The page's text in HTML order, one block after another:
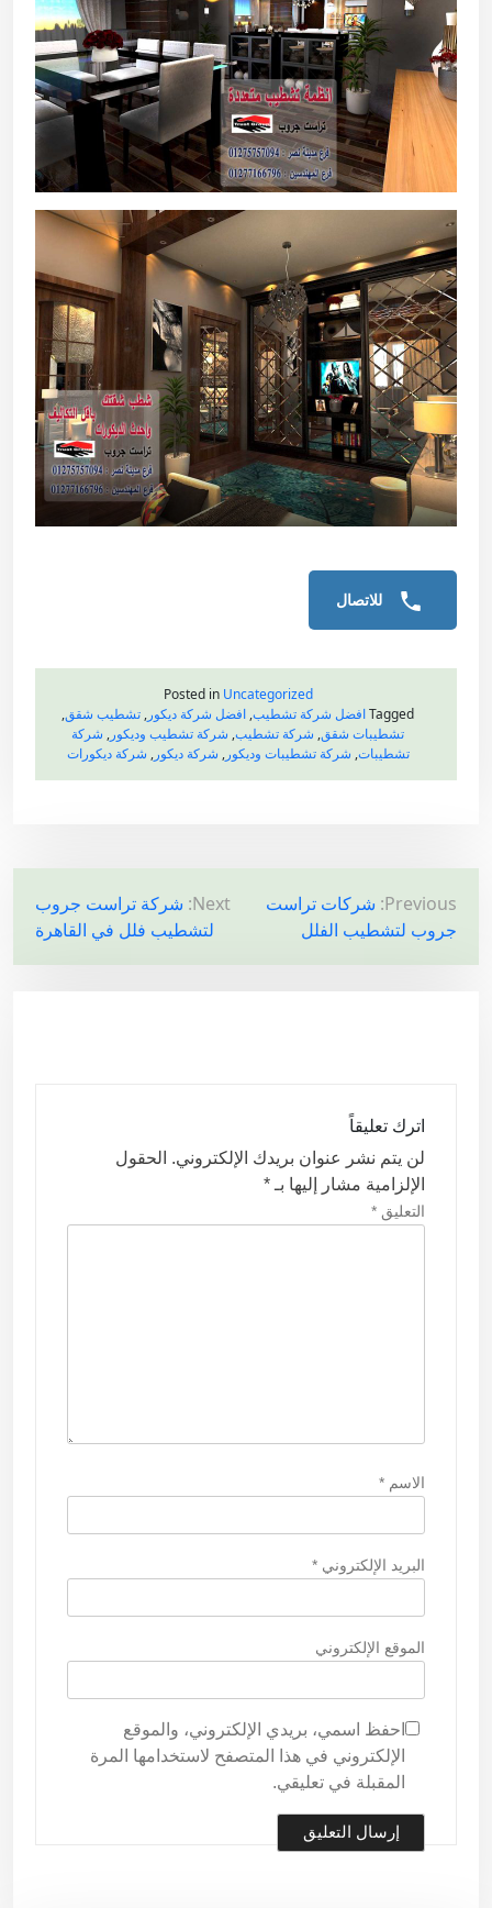
للاتصال
Posted in Uncategorized
Taggedافضل شركة تشطيب, افضل شركة ديكور, تشطيب شقق,
تشطيبات شقق, شركة تشطيب, شركة تشطيب وديكور, شركة
تشطيبات, شركة تشطيبات وديكور, شركة ديكور, شركة ديكورات
ت
ص
فّ
Previous: شركات تراست
جروب لتشطيب الفلل
Next: شركة تراست جروب
لتشطيب فلل في القاهرة
اترك تعليقاً
لن يتم نشر عنوان بريدك الإلكتروني. الحقول
الإلزامية مشار إليها بـ *
التعليق *
الاسم *
البريد الإلكتروني *
الموقع الإلكتروني
احفظ اسمي، بريدي الإلكتروني، والموقع
الإلكتروني في هذا المتصفح لاستخدامها المرة
المقبلة في تعليقي.